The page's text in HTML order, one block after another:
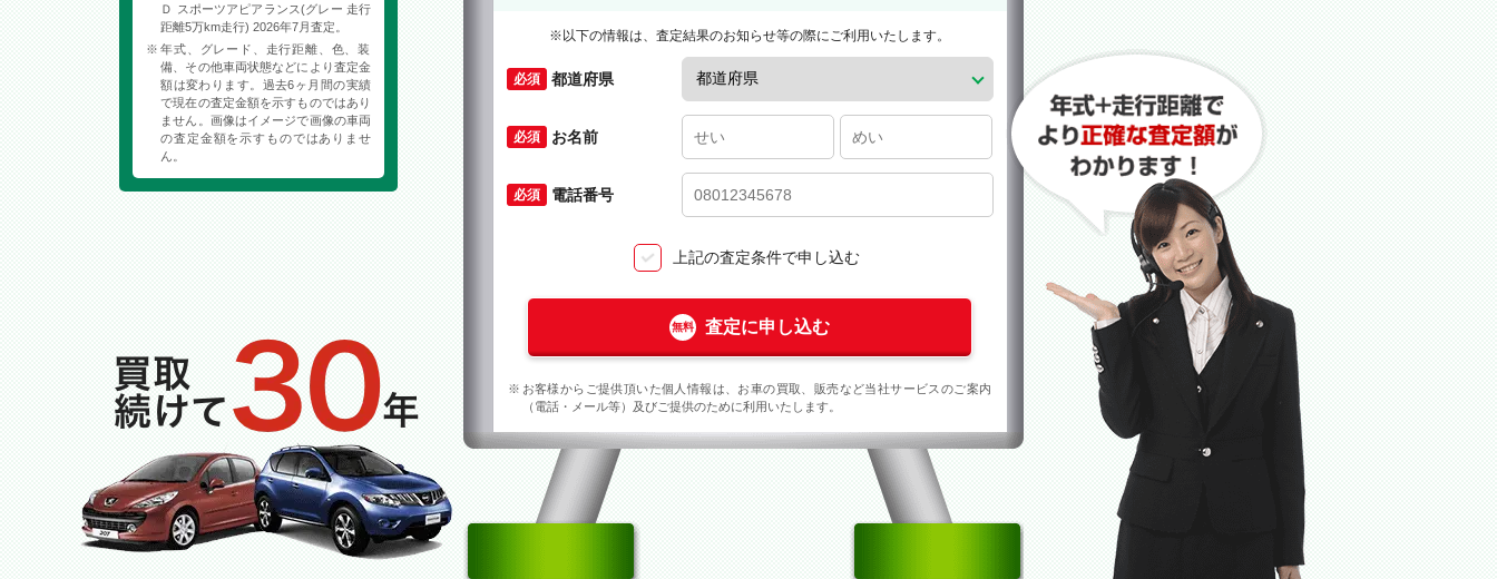
Ｄ スポーツアピアランス(グレー 走行
距離5万km走行) 2026年7月査定。
年式、グレード、走行距離、色、装
備、その他車両状態などにより査定金
額は変わります。過去6ヶ月間の実績
で現在の査定金額を示すものではあり
ません。画像はイメージで画像の車両
の査定金額を示すものではありませ
ん。
※以下の情報は、査定結果のお知らせ等の際にご利用いたします。
都道府県
お名前
電話番号
上記の査定条件で申し込む
査定に申し込む
お客様からご提供頂いた個人情報は、お車の買取、販売など当社サービスのご案内
（電話・メール等）及びご提供のために利用いたします。